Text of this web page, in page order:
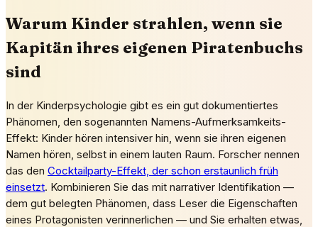
Warum Kinder strahlen, wenn sie
Kapitän ihres eigenen Piratenbuchs
sind
In der Kinderpsychologie gibt es ein gut dokumentiertes
Phänomen, den sogenannten Namens-Aufmerksamkeits-
Effekt: Kinder hören intensiver hin, wenn sie ihren eigenen
Namen hören, selbst in einem lauten Raum. Forscher nennen
das den Cocktailparty-Effekt, der schon erstaunlich früh
einsetzt. Kombinieren Sie das mit narrativer Identifikation —
dem gut belegten Phänomen, dass Leser die Eigenschaften
eines Protagonisten verinnerlichen — und Sie erhalten etwas,